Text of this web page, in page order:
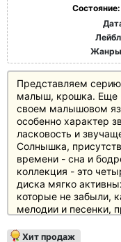
Состояние:
Представляем
малыш, крошка. Еще
своем малышовом
особенно характер
ласковость и
Солнышка,
времени - сна и
коллекция - это
диска мягко
которые не забыли,
мелодии и песенки,
родители, но все они
Хит продаж